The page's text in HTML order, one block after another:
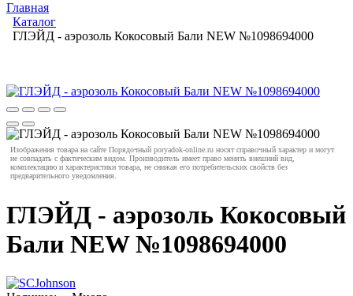
Главная
Каталог
ГЛЭЙД - аэрозоль Кокосовый Бали NEW №1098694000
Изображения товара на сайте Порядочный poryadok-online.ru носят справочный характер и могут
не совпадать с фактическим видом. Производитель имеет право менять внешний вид,
комплектацию и характеристики товара, не снижая его потребительских свойств без
предварительного уведомления.
ГЛЭЙД - аэрозоль Кокосовый
Бали NEW №1098694000